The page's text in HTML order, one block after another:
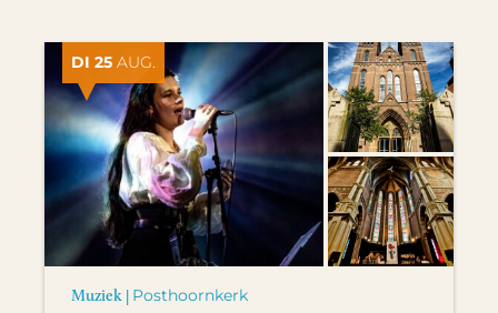
DI 25 AUG.
Muziek | Posthoornkerk